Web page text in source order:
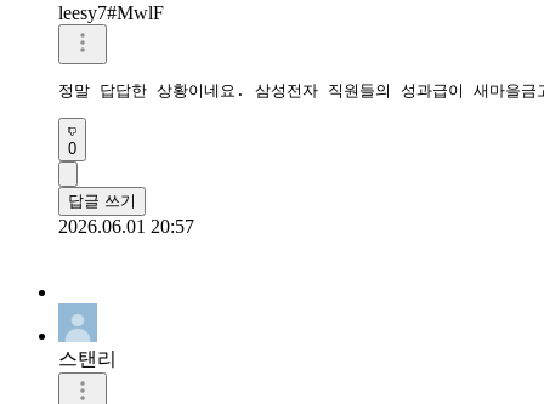
leesy7#MwlF
정말 답답한 상황이네요. 삼성전자 직원들의 성과급이 새마을금
0
답글 쓰기
2026.06.01 20:57
스탠리